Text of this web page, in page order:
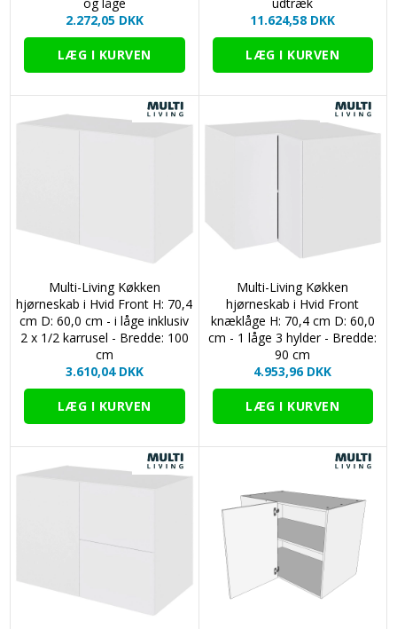
2.272,05 DKK
11.624,58 DKK
Multi-Living Køkken
hjørneskab i Hvid Front H: 70,4
cm D: 60,0 cm - i låge inklusiv
2 x 1/2 karrusel - Bredde: 100
cm
3.610,04 DKK
Multi-Living Køkken
hjørneskab i Hvid Front
knæklåge H: 70,4 cm D: 60,0
cm - 1 låge 3 hylder - Bredde:
90 cm
4.953,96 DKK